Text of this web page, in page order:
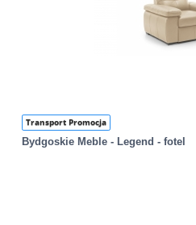
Transport Promocja
Bydgoskie Meble - Legend - fotel